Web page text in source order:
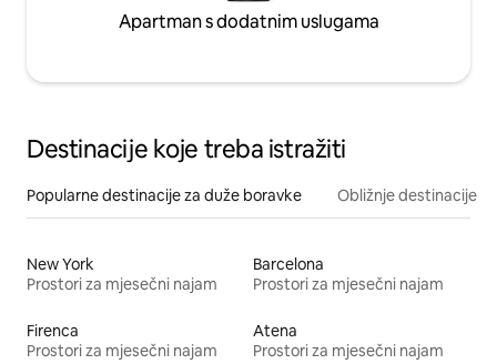
Apartman s dodatnim uslugama
Destinacije koje treba istražiti
Popularne destinacije za duže boravke Obližnje destinacije
New York
Prostori za mjesečni najam
Barcelona
Prostori za mjesečni najam
Firenca
Prostori za mjesečni najam
Atena
Prostori za mjesečni najam